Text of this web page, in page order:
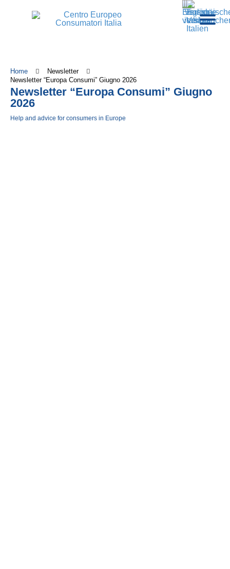
Home
Newsletter
Newsletter “Europa Consumi” Giugno 2026
Newsletter “Europa Consumi” Giugno
2026
Help and advice for consumers in Europe